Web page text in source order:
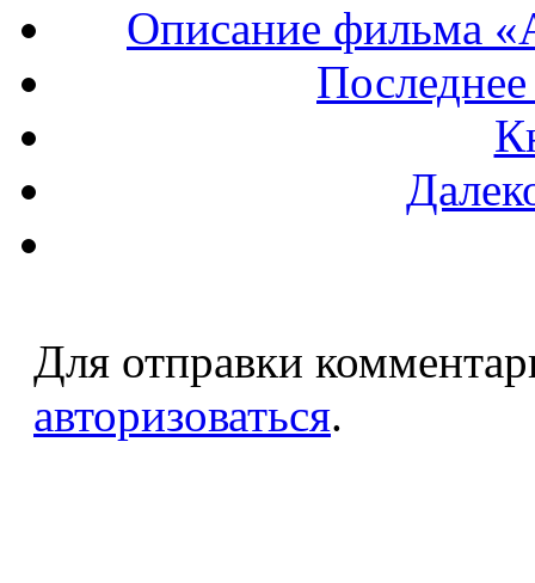
Описание фильма
Для отправки
авторизоваться.